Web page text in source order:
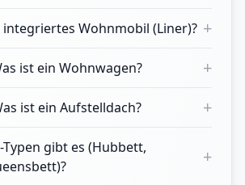
integriertes Wohnmobil (Liner)? +
ist ein Wohnwagen? +
ist ein Aufstelldach? +
Typen gibt es (Hubbett,
+